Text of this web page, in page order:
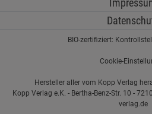
BIO-zertifiziert:
Cookie-
Hersteller aller vom Kopp Verlag
Kopp Verlag e.K. - Bertha-Benz-Str. 10 -
verlag.de